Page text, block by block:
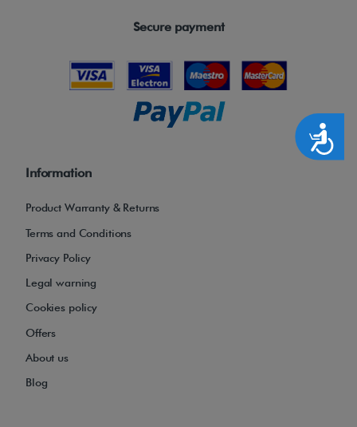
Accesibilidad
Secure payment
Information
Product Warranty & Returns
Terms and Conditions
Privacy Policy
Legal warning
Cookies policy
Offers
About us
Blog